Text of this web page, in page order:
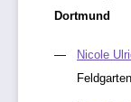
Dortmund
Nicole